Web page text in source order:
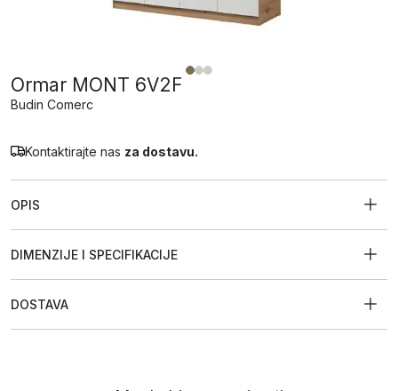
Ormar MONT 6V2F
Budin Comerc
Kontaktirajte nas za dostavu.
OPIS
DIMENZIJE I SPECIFIKACIJE
DOSTAVA